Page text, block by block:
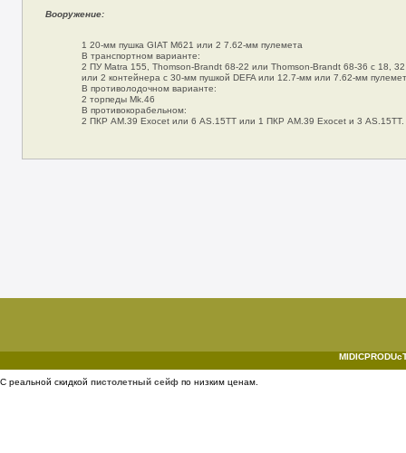
Вооружение:
1 20-мм пушка GIAT M621 или 2 7.62-мм пулемета
В транспортном варианте:
2 ПУ Matra 155, Thomson-Brandt 68-22 или Thomson-Brandt 68-36 c 18,
или 2 контейнера с 30-мм пушкой DEFA или 12.7-мм или 7.62-мм
В противолодочном варианте:
2 торпеды Mk.46
В противокорабельном:
2 ПКР AM.39 Exocet или 6 AS.15TT или 1 ПКР AM.39 Exocet и 3 AS.15TT.
С реальной скидкой пистолетный сейф по низким ценам.